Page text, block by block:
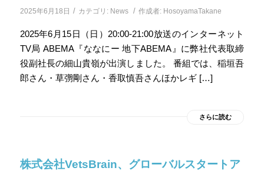
2025年6月18日 / カテゴリ: News / 作成者: HosoyamaTakane
2025年6月15日（日）20:00-21:00放送のインターネット
TV局 ABEMA『ななにー 地下ABEMA』に弊社代表取締
役副社長の細山貴嶺が出演しました。 番組では、稲垣吾
郎さん・草彅剛さん・香取慎吾さんほかレギ […]
さらに読む
株式会社VetsBrain、グローバルスタートア